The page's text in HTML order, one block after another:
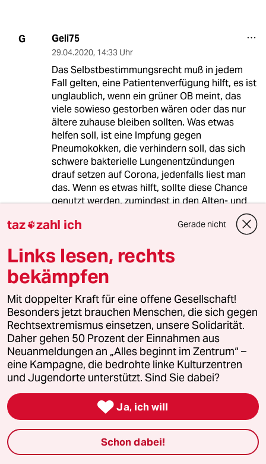
G Geli75
29.04.2020, 14:33 Uhr
Das Selbstbestimmungsrecht muß in jedem
Fall gelten, eine Patientenverfügung hilft, es ist
unglaublich, wenn ein grüner OB meint, das
viele sowieso gestorben wären oder das nur
ältere zuhause bleiben sollten. Was etwas
helfen soll, ist eine Impfung gegen
Pneumokokken, die verhindern soll, das sich
schwere bakterielle Lungenentzündungen
drauf setzen auf Corona, jedenfalls liest man
das. Wenn es etwas hilft, sollte diese Chance
genutzt werden, zumindest in den Alten- und
Pflegeheimen. Die Kanzlerin hat sich schließlich
auch impfen lassen.
Jalella
29.04.2020, 14:30 Uhr
Die "gute" Nachricht ist, dass also ein
Kapazitätsengpass von Intensivbetten
demzufolge nicht das große Massensterben
bedeuten würde (von dem gelegentlich
geschrieben wurde), sondern dass die
restlichen 7/10 Patienten, die jetzt nicht
sterben, auch sterben - oder möglicherweise
nicht mal. Das wären 70% der 3%, die
überhaupt in Intensivmedizin kommen, also
2,1% der Infizierten.
Das klingt bitter und ist es selbstverständlich
taz zahl ich Gerade nicht
Links lesen, rechts
bekämpfen
Mit doppelter Kraft für eine offene Gesellschaft!
Besonders jetzt brauchen Menschen, die sich gegen
Rechtsextremismus einsetzen, unsere Solidarität.
Daher gehen 50 Prozent der Einnahmen aus
Neuanmeldungen an „Alles beginnt im Zentrum“ –
eine Kampagne, die bedrohte linke Kulturzentren
und Jugendorte unterstützt. Sind Sie dabei?
 Ja, ich will
Schon dabei!